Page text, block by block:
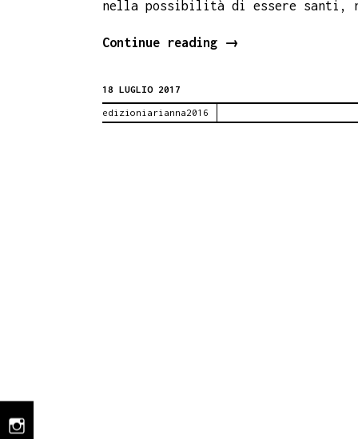
instagram
nella possibilità di essere santi,
Continue reading
novità:
→
18 LUGLIO 2017
edizioniarianna2016